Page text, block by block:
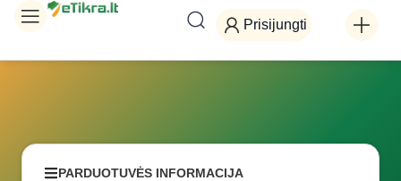
Prisijungti
PARDUOTUVĖS INFORMACIJA